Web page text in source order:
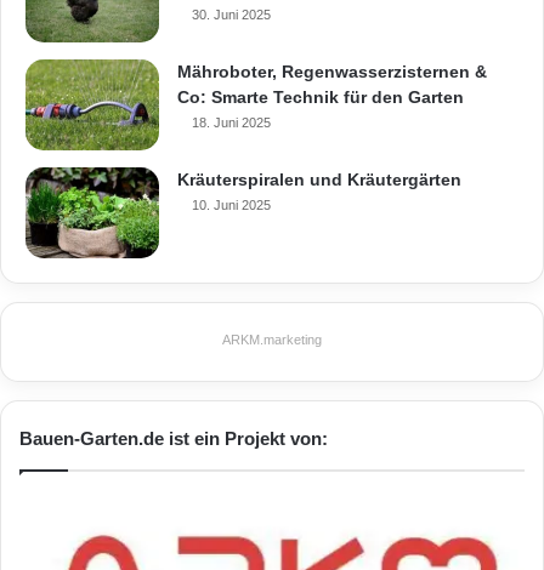
30. Juni 2025
Mähroboter, Regenwasserzisternen &
Co: Smarte Technik für den Garten
18. Juni 2025
Kräuterspiralen und Kräutergärten
10. Juni 2025
ARKM.marketing
Bauen-Garten.de ist ein Projekt von: